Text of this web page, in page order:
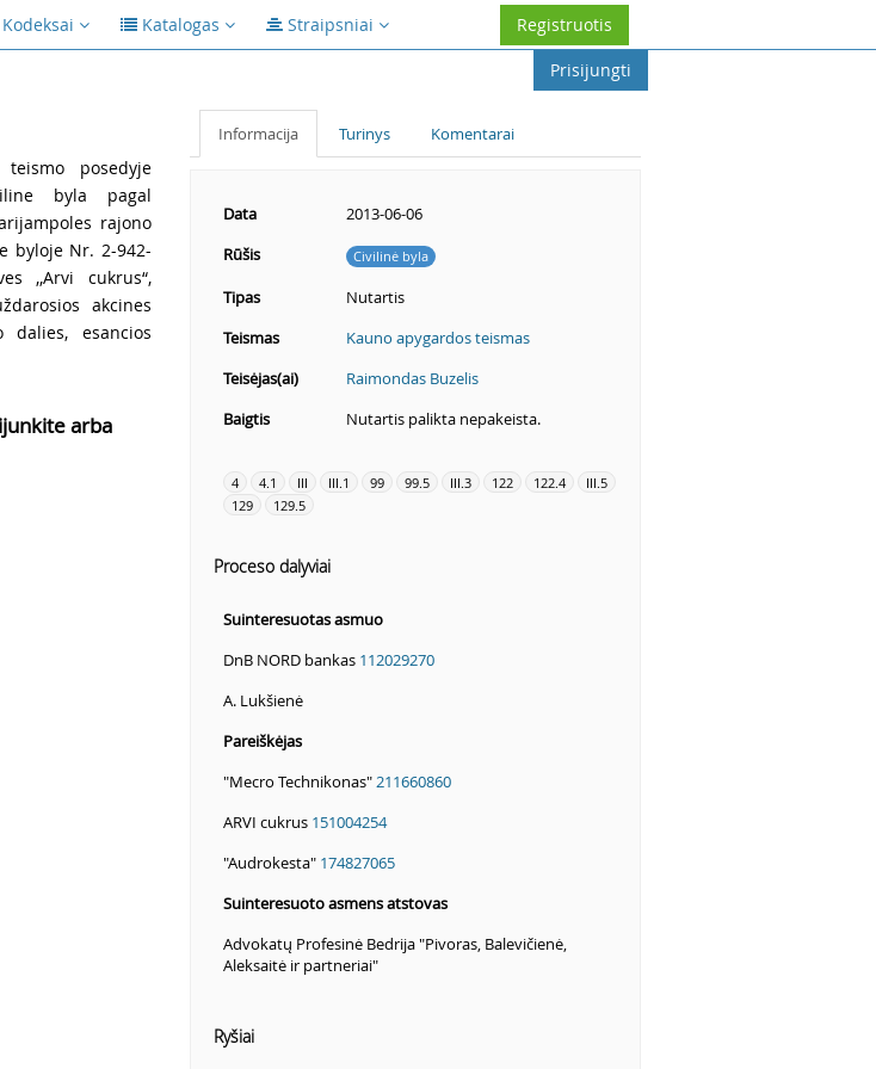
Kodeksai Katalogas Straipsniai
Registruotis
Prisijungti
posedyje
byla pagal
rajono
byloje Nr. 2-942-
,,Arvi cukrus“,
akcines
dalies, esancios
arba
Informacija Turinys Komentarai
Data
2013-06-06
Rūšis
Civilinė byla
Tipas
Nutartis
Teismas
Kauno apygardos teismas
Teisėjas(ai)
Raimondas Buzelis
Baigtis
Nutartis palikta nepakeista.
4 4.1 III III.1 99 99.5 III.3 122 122.4
III.5
129
129.5
Proceso dalyviai
Suinteresuotas asmuo
DnB NORD bankas 112029270
A. Lukšienė
Pareiškėjas
"Mecro Technikonas"211660860
ARVI cukrus 151004254
"Audrokesta" 174827065
Suinteresuoto asmens atstovas
Advokatų Profesinė Bedrija "Pivoras, Balevičienė,
Aleksaitė ir partneriai"
Ryšiai